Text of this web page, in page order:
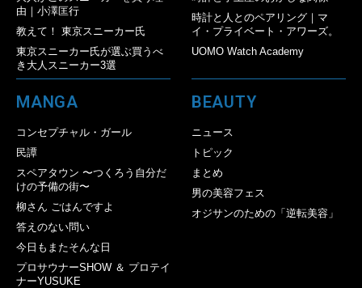
由｜小澤匡行
教えて！ 東京スニーカー氏
東京スニーカー氏が選ぶ買うべ
き大人スニーカー3選
時計と人とのペアリング｜マ
イ・プライベート・アワーズ。
UOMO Watch Academy
MANGA
コンセプチャル・ガール
民譚
スペアタウン 〜つくろう自分だ
けの予備の街〜
柳さん ごはんですよ
答えのない問い
今日もまたそんな日
プロサウナーSHOW ＆ プロテイ
ナーYUSUKE
BEAUTY
ニュース
トピック
まとめ
男の美容フェス
オジサンのための「逆転美容」